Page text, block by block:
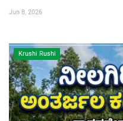
Jun 8, 2026
Krushi Rushi